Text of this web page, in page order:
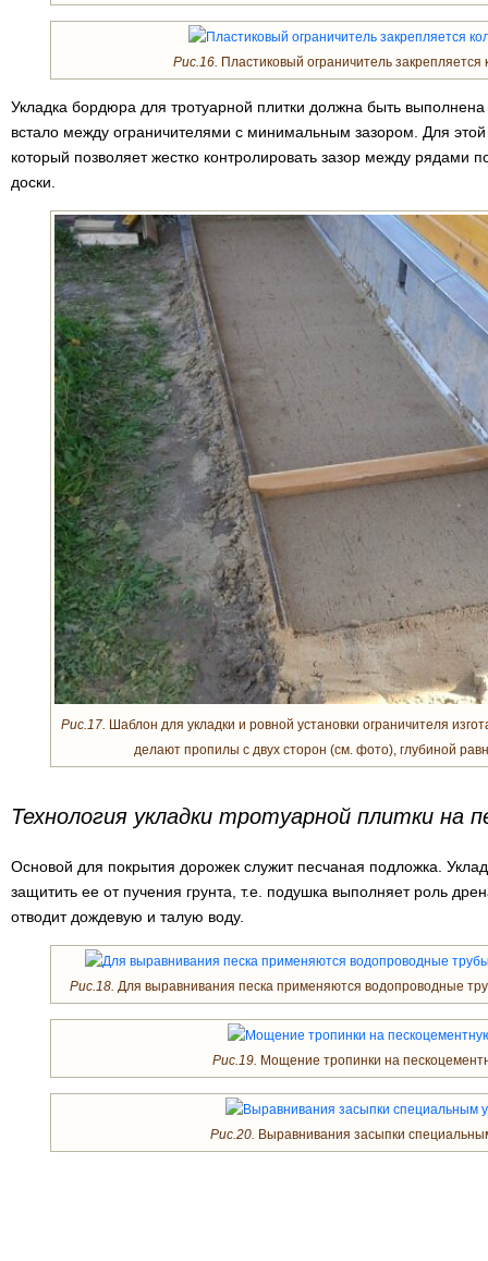
Рис.16. Пластиковый ограничитель закрепляется
Укладка бордюра для тротуарной плитки должна быть
встало между ограничителями с минимальным зазором. Для
который позволяет жестко контролировать зазор между рядами
доски.
Рис.17. Шаблон для укладки и ровной установки ограничителя
делают пропилы с двух сторон (см. фото), глубиной
Технология укладки тротуарной плитки на
Основой для покрытия дорожек служит песчаная подложка.
защитить ее от пучения грунта, т.е. подушка выполняет роль
отводит дождевую и талую воду.
Рис.18. Для выравнивания песка применяются водопроводные
Рис.19. Мощение тропинки на
Рис.20. Выравнивания засыпки